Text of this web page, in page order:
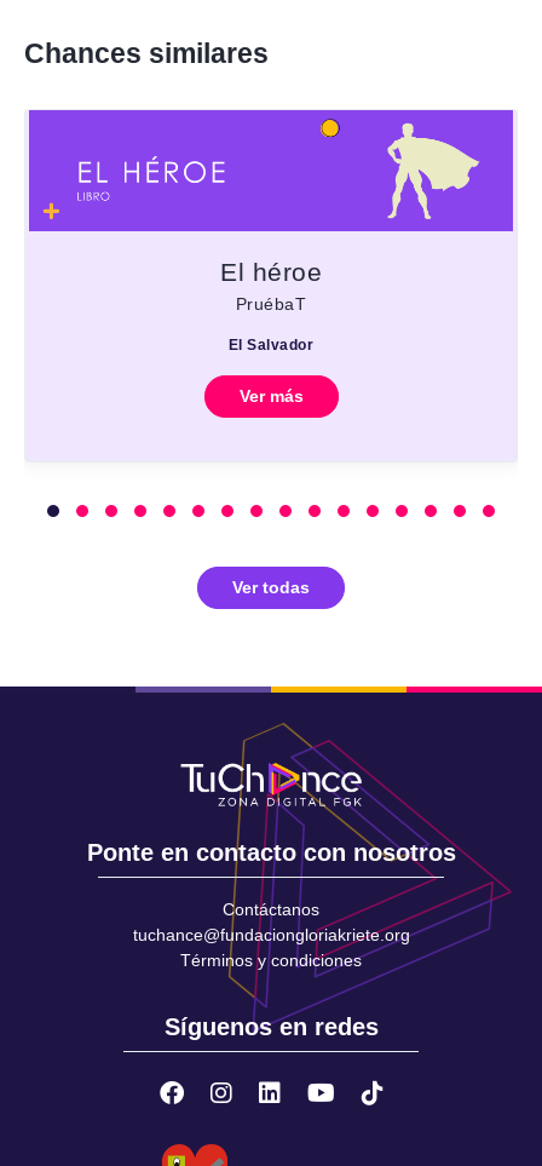
Chances similares
El héroe
PruébaT
El Salvador
Ver más
Ver todas
Ponte en contacto con nosotros
Contáctanos
tuchance@fundaciongloriakriete.org
Términos y condiciones
Síguenos en redes